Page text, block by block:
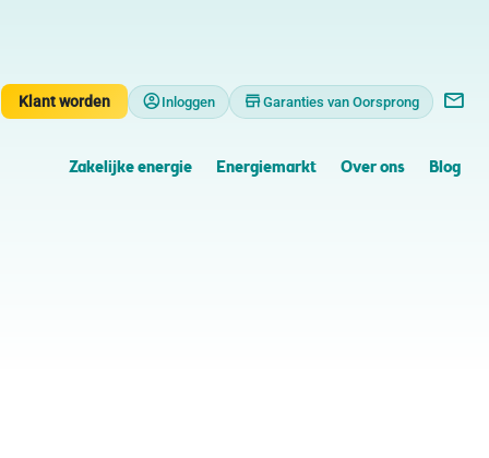
Klant worden Inloggen Garanties van Oorsprong
Zakelijke energie Energiemarkt Over ons Blog